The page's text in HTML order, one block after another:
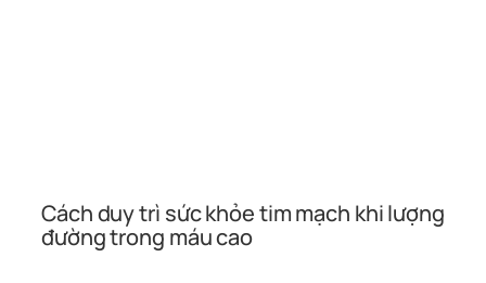
Cách duy trì sức khỏe tim mạch khi lượng
đường trong máu cao